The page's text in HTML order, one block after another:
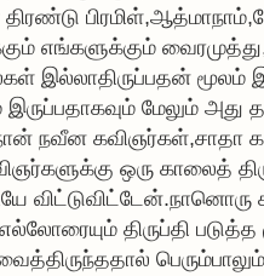
எங்களுக்கும்
இல்லாதிருப்பதன் மூலம்
இருப்பதாகவும் மேலும்
நவீன கவிஞர்கள்,சாதா
ஒரு காலைத்
திருப்தி படுத்த